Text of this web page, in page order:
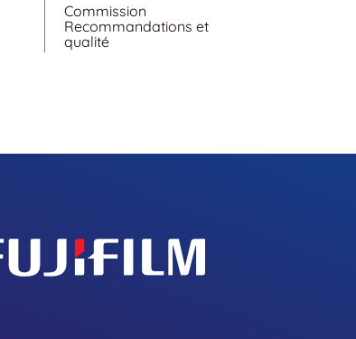
Commission
Recommandations et
qualité